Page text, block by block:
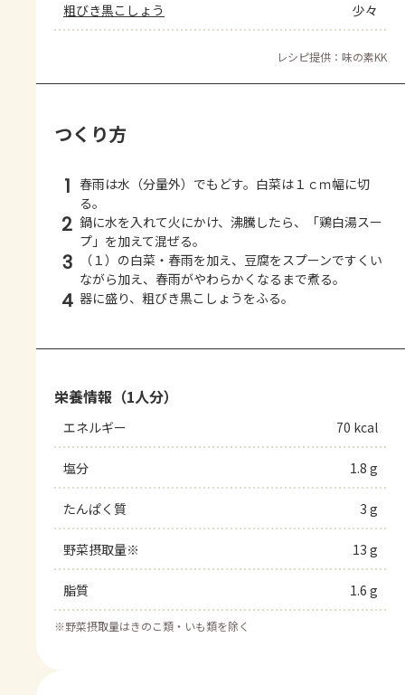
粗びき黒こしょう 少々
レシピ提供：味の素KK
つくり方
1 春雨は水（分量外）でもどす。白菜は１ｃｍ幅に切
る。
2 鍋に水を入れて火にかけ、沸騰したら、「鶏白湯スー
プ」を加えて混ぜる。
3
（１）の白菜・春雨を加え、豆腐をスプーンですくい
ながら加え、春雨がやわらかくなるまで煮る。
4 器に盛り、粗びき黒こしょうをふる。
栄養情報（1人分）
エネルギー 70 kcal
塩分 1.8 g
たんぱく質 3 g
野菜摂取量※ 13 g
脂質 1.6 g
※野菜摂取量はきのこ類・いも類を除く